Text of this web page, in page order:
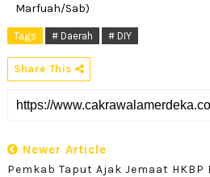
Marfuah/Sab)
Tags # Daerah # DIY
Share This
Newer Article
Pemkab Taput Ajak Jemaat